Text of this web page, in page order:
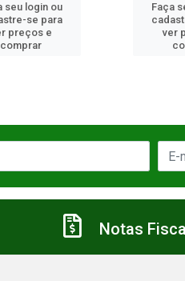
Faça seu login ou
cadastre-se para
Notas